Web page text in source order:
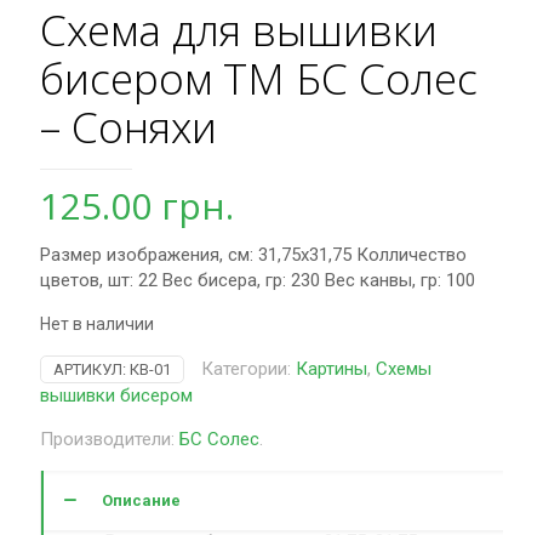
Схема для вышивки
бисером ТМ БС Солес
– Соняхи
125.00 грн.
Размер изображения, см: 31,75х31,75 Колличество
цветов, шт: 22 Вес бисера, гр: 230 Вес канвы, гр: 100
Нет в наличии
АРТИКУЛ: КВ-01 Категории: Картины, Схемы
вышивки бисером
Производители: БС Солес.
Описание